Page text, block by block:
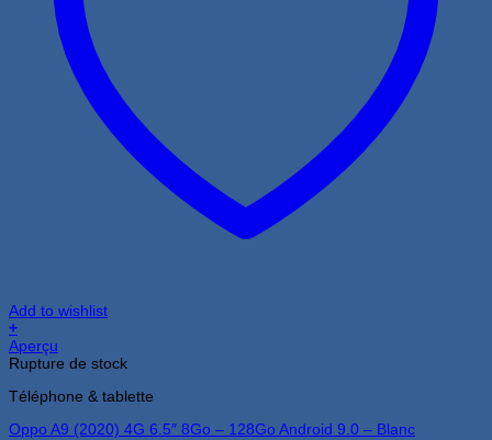
Add to wishlist
+
Aperçu
Rupture de stock
Téléphone & tablette
Oppo A9 (2020) 4G 6.5″ 8Go – 128Go Android 9.0 – Blanc